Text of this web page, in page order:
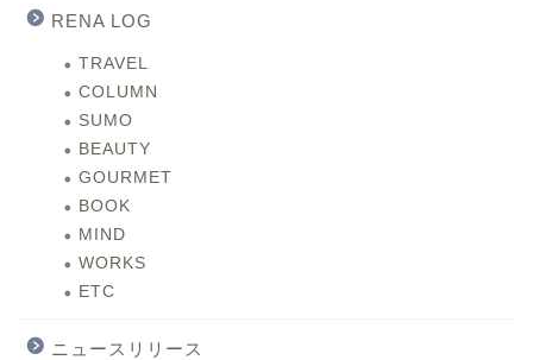
RENA LOG
TRAVEL
COLUMN
SUMO
BEAUTY
GOURMET
BOOK
MIND
WORKS
ETC
ニュースリリース